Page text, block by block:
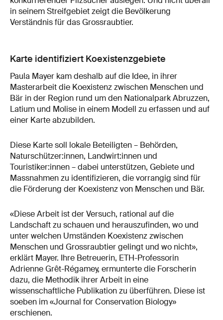
in seinem Streifgebiet zeigt die Bevölkerung
Verständnis für das Grossraubtier.
Karte identifiziert Koexistenzgebiete
Paula Mayer kam deshalb auf die Idee, in ihrer
Masterarbeit die Koexistenz zwischen Menschen und
Bär in der Region rund um den Nationalpark Abruzzen,
Latium und Molise in einem Modell zu erfassen und auf
einer Karte abzubilden.
Diese Karte soll lokale Beteiligten – Behörden,
Naturschützer:innen, Landwirt:innen und
Touristiker:innen – dabei unterstützen, Gebiete und
Massnahmen zu identifizieren, die vorrangig sind für
die Förderung der Koexistenz von Menschen und Bär.
«Diese Arbeit ist der Versuch, rational auf die
Landschaft zu schauen und herauszufinden, wo und
unter welchen Umständen Koexistenz zwischen
Menschen und Grossraubtier gelingt und wo nicht»,
erklärt Mayer. Ihre Betreuerin, ETH-Professorin
Adrienne Grêt-Régamey, ermunterte die Forscherin
dazu, die Methodik ihrer Arbeit in eine
wissenschaftliche Publikation zu überführen. Diese ist
soeben im «Journal for Conservation Biology»
erschienen.